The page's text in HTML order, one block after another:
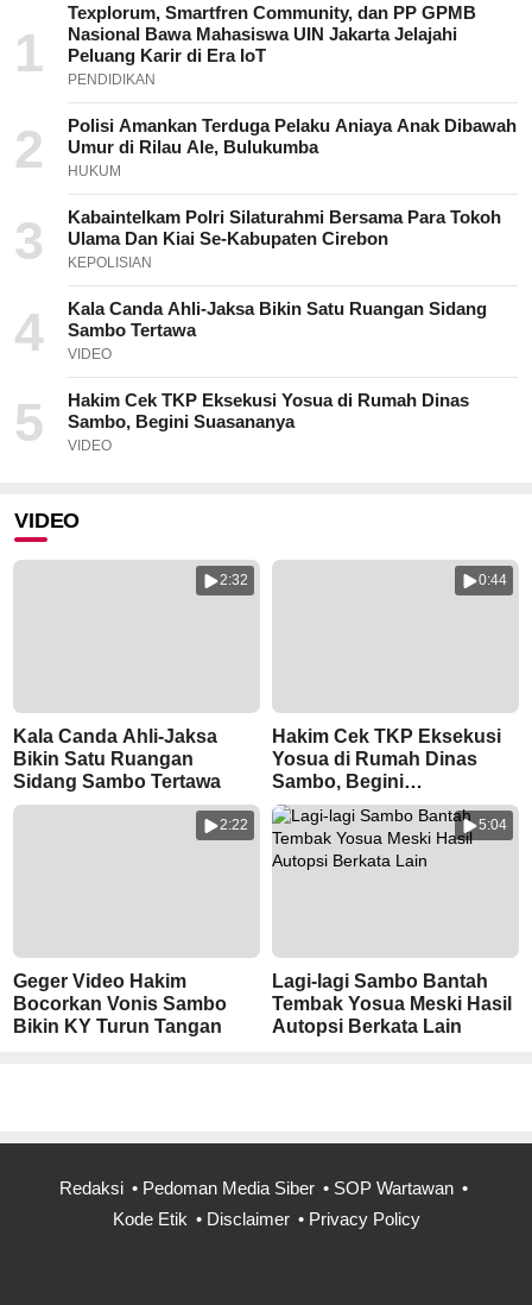
1
Texplorum, Smartfren Community, dan PP GPMB
Nasional Bawa Mahasiswa UIN Jakarta Jelajahi
Peluang Karir di Era IoT
PENDIDIKAN
2
Polisi Amankan Terduga Pelaku Aniaya Anak Dibawah
Umur di Rilau Ale, Bulukumba
HUKUM
3
Kabaintelkam Polri Silaturahmi Bersama Para Tokoh
Ulama Dan Kiai Se-Kabupaten Cirebon
KEPOLISIAN
4
Kala Canda Ahli-Jaksa Bikin Satu Ruangan Sidang
Sambo Tertawa
VIDEO
5
Hakim Cek TKP Eksekusi Yosua di Rumah Dinas
Sambo, Begini Suasananya
VIDEO
VIDEO
2:32
Kala Canda Ahli-Jaksa
Bikin Satu Ruangan
Sidang Sambo Tertawa
0:44
Hakim Cek TKP Eksekusi
Yosua di Rumah Dinas
Sambo, Begini
Suasananya
2:22
Geger Video Hakim
Bocorkan Vonis Sambo
Bikin KY Turun Tangan
5:04
Lagi-lagi Sambo Bantah
Tembak Yosua Meski Hasil
Autopsi Berkata Lain
Redaksi Pedoman Media Siber
SOP Wartawan
Kode Etik
Disclaimer Privacy Policy